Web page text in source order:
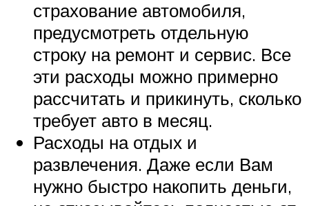
страхование автомобиля,
предусмотреть отдельную
строку на ремонт и сервис. Все
эти расходы можно примерно
рассчитать и прикинуть, сколько
требует авто в месяц.
Расходы на отдых и
развлечения. Даже если Вам
нужно быстро накопить деньги,